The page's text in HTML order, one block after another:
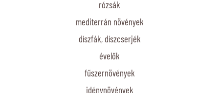
rózsák
mediterrán növények
díszfák, díszcserjék
évelők
fűszernövények
idénynövények